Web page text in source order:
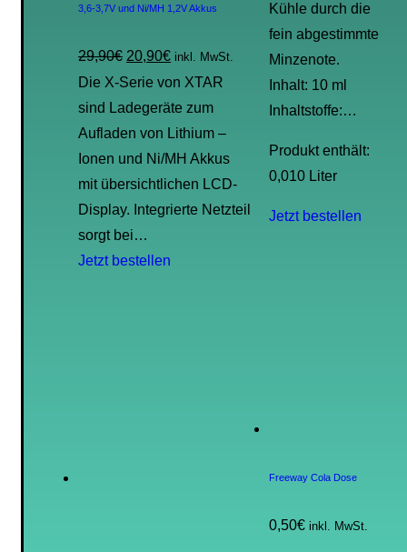
3,6-3,7V und Ni/MH 1,2V Akkus
29,90€ 20,90€ inkl. MwSt.
Die X-Serie von XTAR
sind Ladegeräte zum
Aufladen von Lithium –
Ionen und Ni/MH Akkus
mit übersichtlichen LCD-
Display. Integrierte Netzteil
sorgt bei…
Jetzt bestellen
Kühle durch die
fein abgestimmte
Minzenote.
Inhalt: 10 ml
Inhaltstoffe:…
Produkt enthält:
0,010 Liter
Jetzt bestellen
Freeway Cola Dose
0,50€ inkl. MwSt.